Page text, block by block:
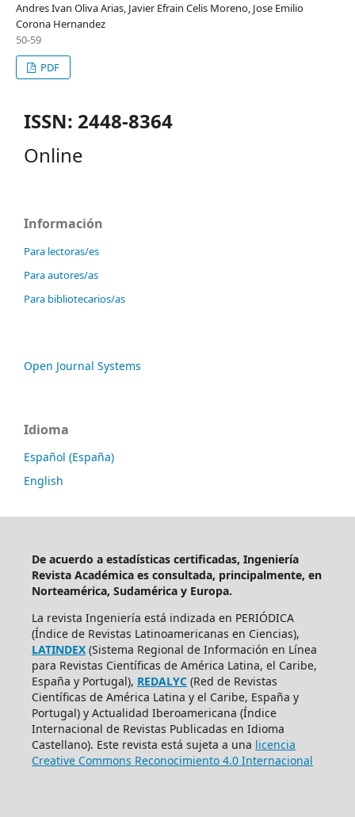
Andres Ivan Oliva Arias, Javier Efrain Celis Moreno, Jose Emilio
Corona Hernandez
50-59
PDF
ISSN: 2448-8364
Online
Información
Para lectoras/es
Para autores/as
Para bibliotecarios/as
Open Journal Systems
Idioma
Español (España)
English
De acuerdo a estadísticas certificadas, Ingeniería
Revista Académica es consultada, principalmente, en
Norteamérica, Sudamérica y Europa.
La revista Ingeniería está indizada en PERIÓDICA
(Índice de Revistas Latinoamericanas en Ciencias),
LATINDEX (Sistema Regional de Información en Línea
para Revistas Científicas de América Latina, el Caribe,
España y Portugal), REDALYC (Red de Revistas
Científicas de América Latina y el Caribe, España y
Portugal) y Actualidad Iberoamericana (Índice
Internacional de Revistas Publicadas en Idioma
Castellano). Este revista está sujeta a una licencia
Creative Commons Reconocimiento 4.0 Internacional